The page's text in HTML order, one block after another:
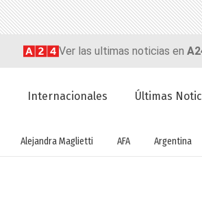
Ver las ultimas noticias en
Internacionales Últimas
Alejandra Maglietti AFA Argentina